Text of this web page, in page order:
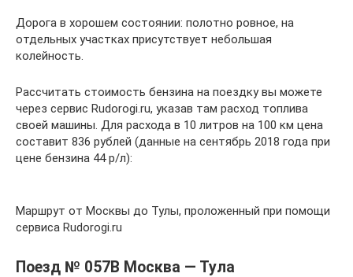
Дорога в хорошем состоянии: полотно ровное, на
отдельных участках присутствует небольшая
колейность.
Рассчитать стоимость бензина на поездку вы можете
через сервис Rudorogi.ru, указав там расход топлива
своей машины. Для расхода в 10 литров на 100 км цена
составит 836 рублей (данные на сентябрь 2018 года при
цене бензина 44 р/л):
Маршрут от Москвы до Тулы, проложенный при помощи
сервиса Rudorogi.ru
Поезд № 057В Москва — Тула